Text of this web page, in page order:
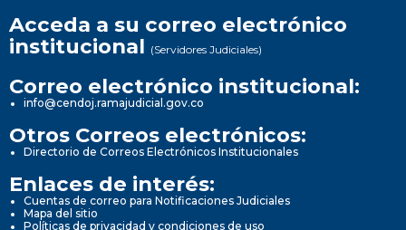
Acceda a su correo electrónico
institucional (Servidores Judiciales)
Correo electrónico institucional:
info@cendoj.ramajudicial.gov.co
Otros Correos electrónicos:
Directorio de Correos Electrónicos Institucionales
Enlaces de interés:
Cuentas de correo para Notificaciones Judiciales
Mapa del sitio
Políticas de privacidad y condiciones de uso